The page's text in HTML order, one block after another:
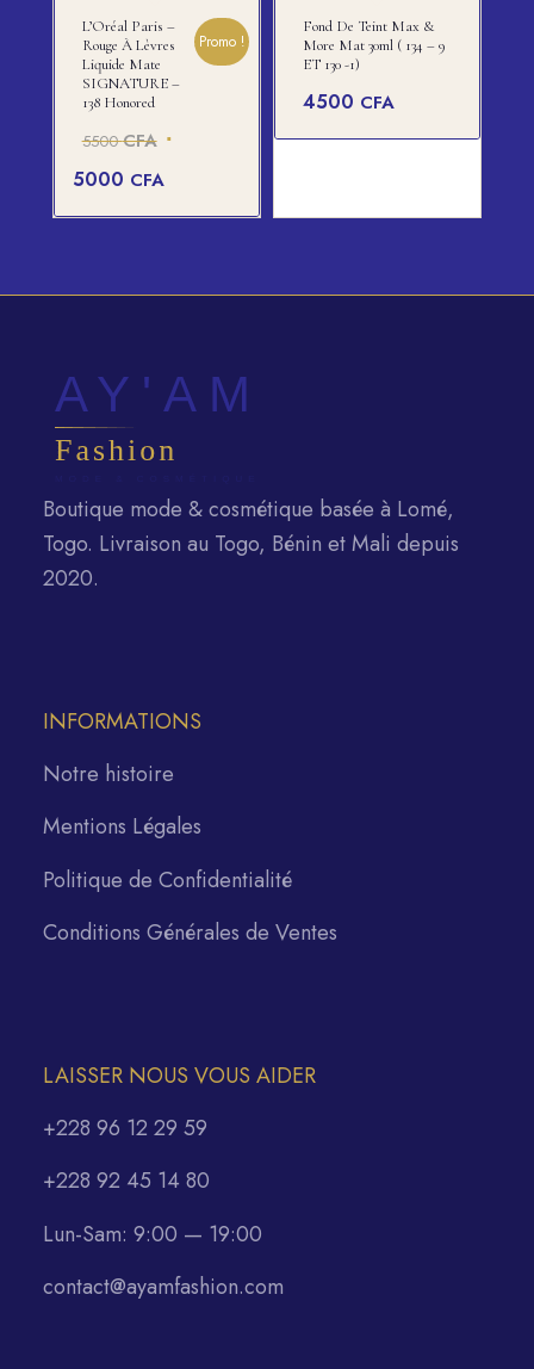
L’Oréal Paris –
Rouge À Lèvres
Liquide Mate
SIGNATURE –
138 Honored
5500CFA Le
initial
était :
5000 CFA
Promo !
Fond De Teint Max &
More Mat 30ml ( 134 – 9
ET 130 -1)
4500 CFA
Boutique mode & cosmétique basée à Lomé,
Togo. Livraison au Togo, Bénin et Mali depuis
2020.
INFORMATIONS
Notre histoire
Mentions Légales
Politique de Confidentialité
Conditions Générales de Ventes
LAISSER NOUS VOUS AIDER
+228 96 12 29 59
+228 92 45 14 80
Lun-Sam: 9:00 — 19:00
contact@ayamfashion.com